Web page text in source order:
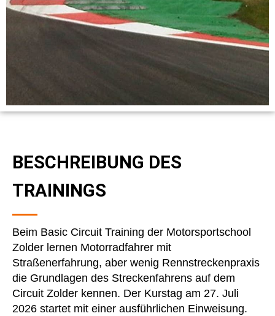
BESCHREIBUNG DES
TRAININGS
Beim Basic Circuit Training der Motorsportschool
Zolder lernen Motorradfahrer mit
Straßenerfahrung, aber wenig Rennstreckenpraxis
die Grundlagen des Streckenfahrens auf dem
Circuit Zolder kennen. Der Kurstag am 27. Juli
2026 startet mit einer ausführlichen Einweisung.